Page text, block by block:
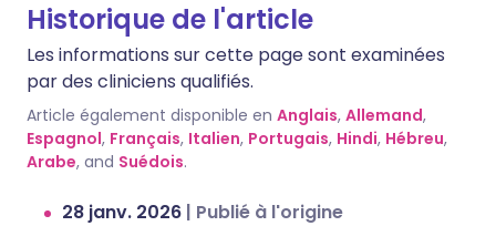
Historique de l'article
Les informations sur cette page sont examinées
par des cliniciens qualifiés.
Article également disponible en Anglais, Allemand,
Espagnol, Français, Italien, Portugais, Hindi, Hébreu,
Arabe, and Suédois.
28 janv. 2026 | Publié à l'origine